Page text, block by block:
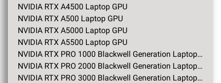
NVIDIA RTX A4500 Laptop GPU
NVIDIA RTX A500 Laptop GPU
NVIDIA RTX A5000 Laptop GPU
NVIDIA RTX A5500 Laptop GPU
NVIDIA RTX PRO 1000 Blackwell Generation Laptop GPU
NVIDIA RTX PRO 2000 Blackwell Generation Laptop GPU
NVIDIA RTX PRO 3000 Blackwell Generation Laptop GPU